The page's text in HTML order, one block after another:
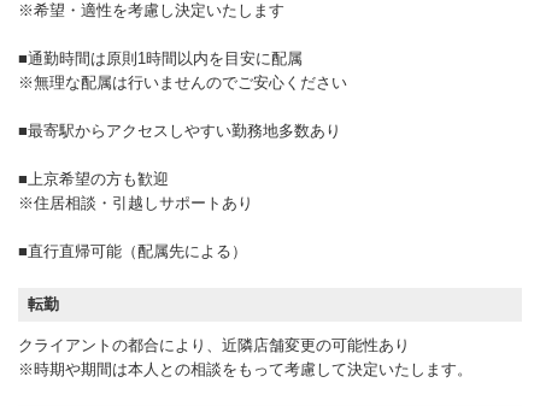
※希望・適性を考慮し決定いたします
■通勤時間は原則1時間以内を目安に配属
※無理な配属は行いませんのでご安心ください
■最寄駅からアクセスしやすい勤務地多数あり
■上京希望の方も歓迎
※住居相談・引越しサポートあり
■直行直帰可能（配属先による）
転勤
クライアントの都合により、近隣店舗変更の可能性あり
※時期や期間は本人との相談をもって考慮して決定いたします。